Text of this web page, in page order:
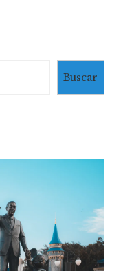
Buscar